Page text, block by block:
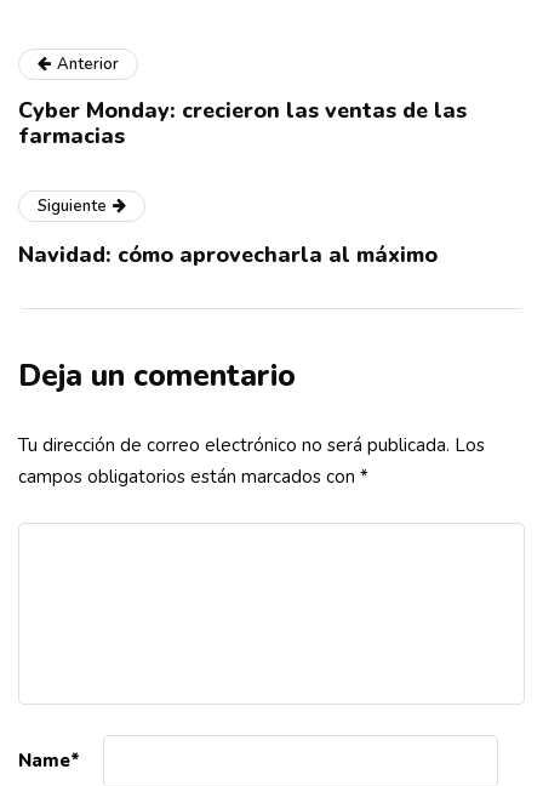
Anterior
Cyber Monday: crecieron las ventas de las
farmacias
Siguiente
Navidad: cómo aprovecharla al máximo
Deja un comentario
Tu dirección de correo electrónico no será publicada. Los
campos obligatorios están marcados con *
Name*